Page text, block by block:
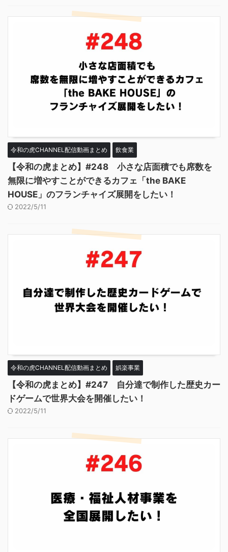
令和の虎CHANNEL配信動画まとめ 飲食業
【令和の虎まとめ】#248 小さな店面積でも席数を
無限に増やすことができるカフェ「the BAKE
HOUSE」のフランチャイズ展開をしたい！
2022/5/11
令和の虎CHANNEL配信動画まとめ 娯楽事業
【令和の虎まとめ】#247 自分達で制作した歴史カー
ドゲームで世界大会を開催したい！
2022/5/11